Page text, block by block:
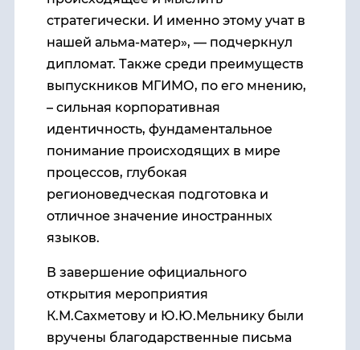
стратегически. И именно этому учат в
нашей альма-матер», — подчеркнул
дипломат. Также среди преимуществ
выпускников МГИМО, по его мнению,
– сильная корпоративная
идентичность, фундаментальное
понимание происходящих в мире
процессов, глубокая
регионоведческая подготовка и
отличное значение иностранных
языков.
В завершение официального
открытия мероприятия
К.М.Сахметову и Ю.Ю.Мельнику были
вручены благодарственные письма